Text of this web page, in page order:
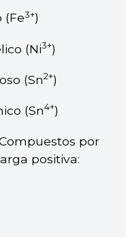
(Fe3+)
(Ni3+)
(Sn2+)
(Sn4+)
por
positiva: